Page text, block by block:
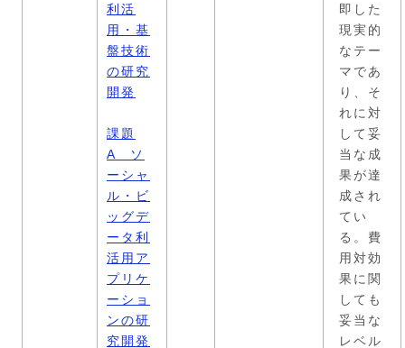
利活
用・基
盤技術
の研究
開発
課題
A ソ
ーシャ
ル・ビ
ッグデ
ータ利
活用ア
プリケ
ーショ
ンの研
究開発
即した
現実的
なテー
マであ
り、そ
れに対
して妥
当な成
果が達
成され
てい
る。費
用対効
果に関
しても
妥当な
レベル